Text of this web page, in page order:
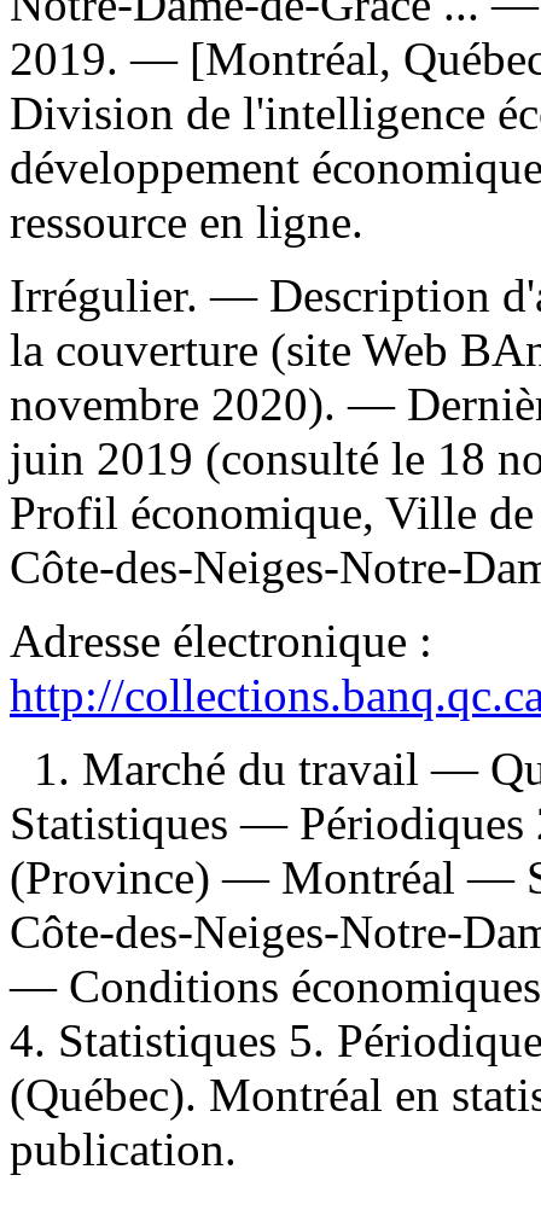
2019. — [Montréal,
Division de l'intelligence
développement
ressource en ligne.
Irrégulier. — Description
la couverture (site Web
novembre 2020). —
juin 2019 (consulté le 18
Profil économique, Ville
Côte-des-Neiges-Notre-
Adresse électronique :
http://
1. Marché du travail —
Statistiques —
(Province) — Montréal —
Côte-des-Neiges-Notre-
— Conditions
4. Statistiques 5.
(Québec). Montréal en
publication.